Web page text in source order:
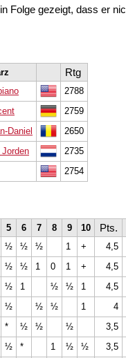
Folge gezeigt, dass er
Rtg
2788
2759
Daniel
2650
2735
2754
5 6 7 8 9 10 Pts.
½ ½ ½ 1 + 4,5
½ ½ 1 0 1 + 4,5
½ 1 ½ ½ 1 4,5
½ ½ ½ 1 4
* ½ ½ ½ 3,5
½ * 1 ½ ½ 3,5